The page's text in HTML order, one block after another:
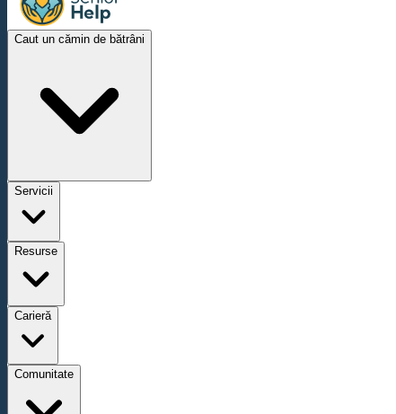
Caut un cămin de bătrâni
Servicii
Resurse
Carieră
Comunitate